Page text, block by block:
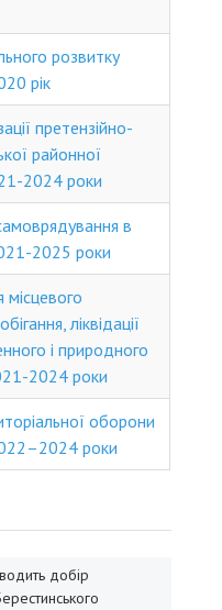
ради
розвитку
рік
претензійно-
районної
2024 роки
в
2025 роки
ліквідації
і природного
2024 роки
оборони
роки
добір